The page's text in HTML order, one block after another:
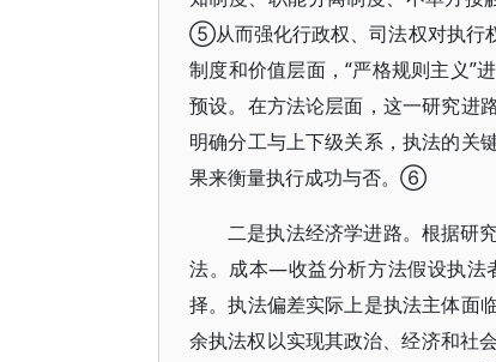
⑤从而强化行政权、司法权对执行
制度和价值层面，“严格规则主义”
预设。在方法论层面，这一研究进
明确分工与上下级关系，执法的关
果来衡量执行成功与否。⑥
二是执法经济学进路。根据研
法。成本—收益分析方法假设执法
择。执法偏差实际上是执法主体面
余执法权以实现其政治、经济和社